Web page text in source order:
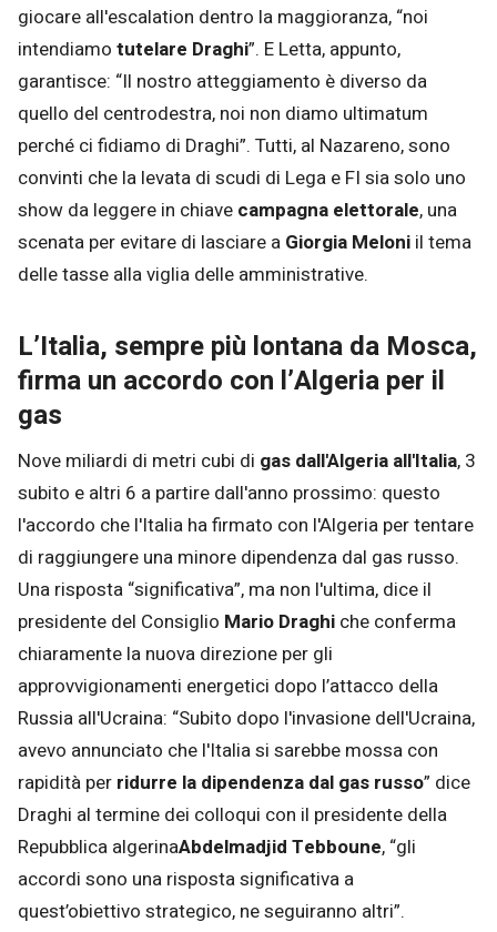
giocare all'escalation dentro la maggioranza, “noi
intendiamo tutelare Draghi”. E Letta, appunto,
garantisce: “Il nostro atteggiamento è diverso da
quello del centrodestra, noi non diamo ultimatum
perché ci fidiamo di Draghi”. Tutti, al Nazareno, sono
convinti che la levata di scudi di Lega e FI sia solo uno
show da leggere in chiave campagna elettorale, una
scenata per evitare di lasciare a Giorgia Meloni il tema
delle tasse alla viglia delle amministrative.
L’Italia, sempre più lontana da Mosca,
firma un accordo con l’Algeria per il
gas
Nove miliardi di metri cubi di gas dall'Algeria all'Italia, 3
subito e altri 6 a partire dall'anno prossimo: questo
l'accordo che l'Italia ha firmato con l'Algeria per tentare
di raggiungere una minore dipendenza dal gas russo.
Una risposta “significativa”, ma non l'ultima, dice il
presidente del Consiglio Mario Draghi che conferma
chiaramente la nuova direzione per gli
approvvigionamenti energetici dopo l’attacco della
Russia all'Ucraina: “Subito dopo l'invasione dell'Ucraina,
avevo annunciato che l'Italia si sarebbe mossa con
rapidità per ridurre la dipendenza dal gas russo” dice
Draghi al termine dei colloqui con il presidente della
Repubblica algerinaAbdelmadjid Tebboune, “gli
accordi sono una risposta significativa a
quest’obiettivo strategico, ne seguiranno altri”.